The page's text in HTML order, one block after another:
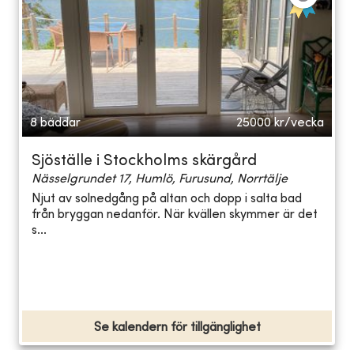
8 bäddar 25000 kr/vecka
Sjöställe i Stockholms skärgård
Nässelgrundet 17, Humlö, Furusund, Norrtälje
Njut av solnedgång på altan och dopp i salta bad
från bryggan nedanför. När kvällen skymmer är det
s...
Se kalendern för tillgänglighet